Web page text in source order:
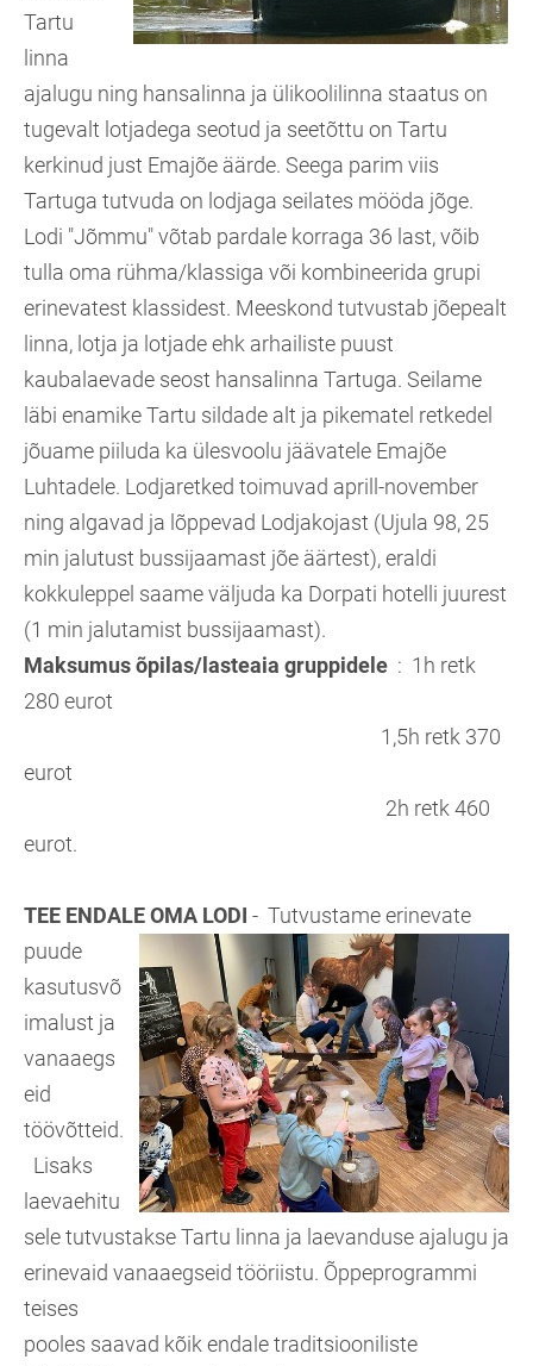
Tartu
linna
ajalugu ning hansalinna ja ülikoolilinna staatus on
tugevalt lotjadega seotud ja seetõttu on Tartu
kerkinud just Emajõe äärde. Seega parim viis
Tartuga tutvuda on lodjaga seilates mööda jõge.
Lodi "Jõmmu" võtab pardale korraga 36 last, võib
tulla oma rühma/klassiga või kombineerida grupi
erinevatest klassidest. Meeskond tutvustab jõepealt
linna, lotja ja lotjade ehk arhailiste puust
kaubalaevade seost hansalinna Tartuga. Seilame
läbi enamike Tartu sildade alt ja pikematel retkedel
jõuame piiluda ka ülesvoolu jäävatele Emajõe
Luhtadele. Lodjaretked toimuvad aprill-november
ning algavad ja lõppevad Lodjakojast (Ujula 98, 25
min jalutust bussijaamast jõe äärtest), eraldi
kokkuleppel saame väljuda ka Dorpati hotelli juurest
(1 min jalutamist bussijaamast).
Maksumus õpilas/lasteaia gruppidele : 1h retk
280 eurot
1,5h retk 370
eurot
2h retk 460
eurot.
TEE ENDALE OMA LODI - Tutvustame erinevate
puude
kasutusvõ
imalust ja
vanaaegs
eid
töövõtteid.
Lisaks
laevaehitu
sele tutvustakse Tartu linna ja laevanduse ajalugu ja
erinevaid vanaaegseid tööriistu. Õppeprogrammi
teises
pooles saavad kõik endale traditsiooniliste